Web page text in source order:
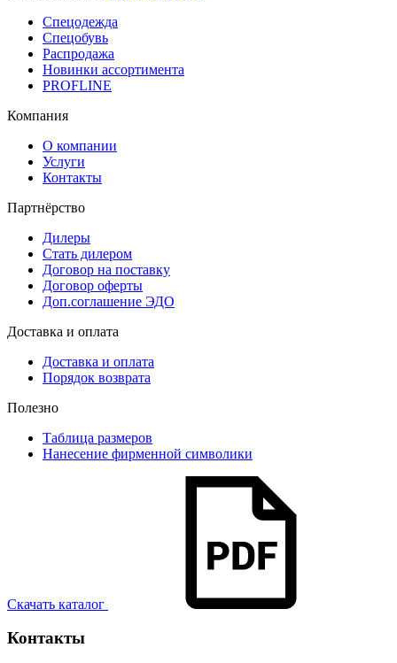
Спецодежда
Спецобувь
Распродажа
Новинки ассортимента
PROFLINE
Компания
О компании
Услуги
Контакты
Партнёрство
Дилеры
Стать дилером
Договор на поставку
Договор оферты
Доп.соглашение ЭДО
Доставка и оплата
Доставка и оплата
Порядок возврата
Полезно
Таблица размеров
Нанесение фирменной символики
Скачать каталог
Контакты